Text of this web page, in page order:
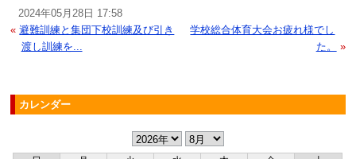
2024年05月28日 17:58
« 避難訓練と集団下校訓練及び引き
渡し訓練を...
学校総合体育大会お疲れ様でし
た。
»
カレンダー